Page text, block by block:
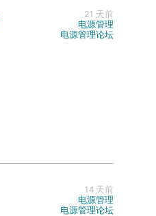
21 天前
电源管理
电源管理论坛
14 天前
电源管理
电源管理论坛